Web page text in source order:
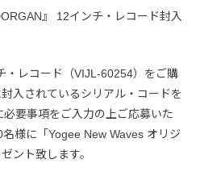
』 12インチ・レコード封入
・レコード（VIJL-60254）をご購
入されているシリアル・コードを
要事項をご入力の上ご応募いた
様に「Yogee New Waves オリジ
ント致します。